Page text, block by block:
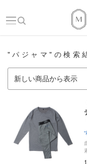
"パジャマ"の検索